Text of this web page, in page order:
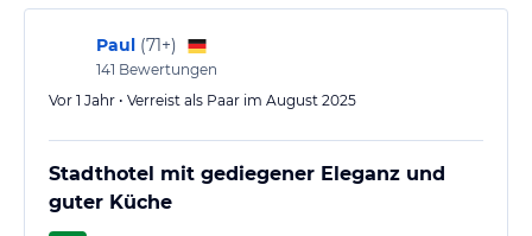
Paul (71+)
141 Bewertungen
Vor 1 Jahr • Verreist als Paar im August 2025
Stadthotel mit gediegener Eleganz und
guter Küche